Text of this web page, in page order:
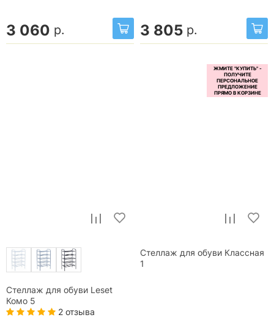
3 060 р. 3 805 р.
Стеллаж для обуви Leset
Комо 5
2 отзыва
Стеллаж для обуви Классная
1